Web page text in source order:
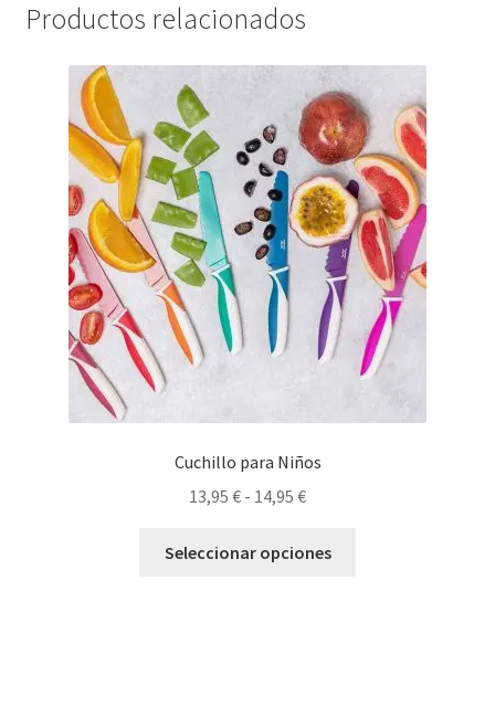
Productos relacionados
Cuchillo para Niños
13,95 € - 14,95 €Rango
precios:
Seleccionar opciones